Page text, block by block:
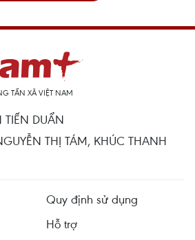
TẤN XÃ VIỆT NAM
TIẾN DUẨN
THỊ TÁM, KHÚC THANH
Quy định sử dụng
Hỗ trợ